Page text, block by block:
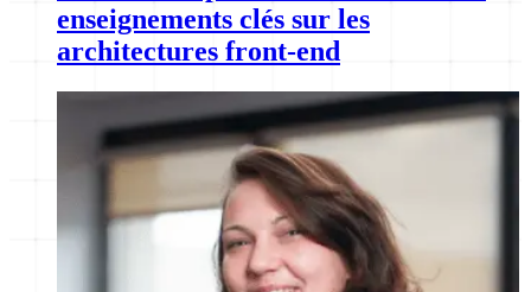
enseignements clés sur les
architectures front-end